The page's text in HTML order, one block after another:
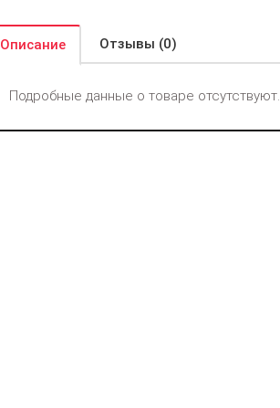
Описание Отзывы (0)
Подробные данные о товаре отсутствуют.